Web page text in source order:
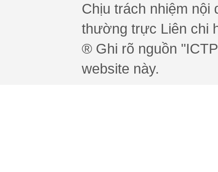
Chịu trách nhiệm nội
thường trực Liên chi
® Ghi rõ nguồn
website này.